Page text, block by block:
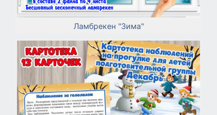
Ламбрекен "Зима"